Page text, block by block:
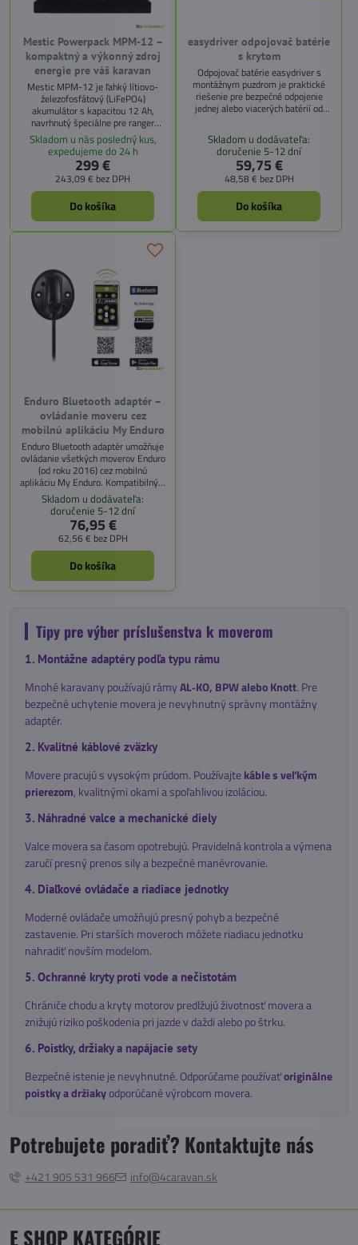
Mestic Powerpack MPM-12 –
kompaktný a výkonný zdroj
energie pre váš karavan
Mestic MPM-12 je ľahký lítiovo-
železofosfátový (LiFePO4)
akumulátor s kapacitou 12 Ah,
navrhnutý špeciálne pre ranger
systémy karavanov. Vďaka vysokej
účinnosti, bezpečnosti a dlhej
životnosti je ideálnym riešením pre
pohodlné manévrovanie s obytným
vozidlom bez nutnosti ťažkých
olovených batérií.
Skladom u nás posledný kus,
expedujeme do 24 h
299 €
243,09 € bez DPH
Do košíka
easydriver odpojovač batérie
s krytom
Odpojovač batérie easydriver s
montážnym puzdrom je praktické
riešenie pre bezpečné odpojenie
jednej alebo viacerých batérií od
nežiaducemu vybíjaniu batérie,
skratom a požiarom káblov, najmä
počas dlhšieho odstavenia vozidla
Skladom u dodávateľa:
doručenie 5-12 dní
59,75 €
48,58 € bez DPH
Do košíka
Enduro Bluetooth adaptér –
ovládanie moveru cez
mobilnú aplikáciu My Enduro
Enduro Bluetooth adaptér umožňuje
ovládanie všetkých moverov Enduro
(od roku 2016) cez mobilnú
aplikáciu My Enduro. Kompatibilný s
Android (od verzie 4.3) a iOS (od
verzie 7.0). Jednoduchá montáž,
vodotesné prevedenie.
Skladom u dodávateľa:
doručenie 5-12 dní
76,95 €
62,56 € bez DPH
Do košíka
Tipy pre výber príslušenstva k moverom
1. Montážne adaptéry podľa typu rámu
Mnohé karavany používajú rámyAL‑KO, BPW alebo Knott. Pre
bezpečné uchytenie movera je nevyhnutný správny montážny
adaptér.
2. Kvalitné káblové zväzky
Movere pracujú s vysokým prúdom. Používajtekáble s veľkým
prierezom, kvalitnými okami a spoľahlivou izoláciou.
3. Náhradné valce a mechanické diely
Valce movera sa časom opotrebujú. Pravidelná kontrola a výmena
zaručí presný prenos sily a bezpečné manévrovanie.
4. Diaľkové ovládače a riadiace jednotky
Moderné ovládače umožňujú presný pohyb a bezpečné
zastavenie. Pri starších moveroch môžete riadiacu jednotku
nahradiť novším modelom.
5. Ochranné kryty proti vode a nečistotám
Chrániče chodu a kryty motorov predlžujú životnosť movera a
znižujú riziko poškodenia pri jazde v daždi alebo po štrku.
6. Poistky, držiaky a napájacie sety
Bezpečné istenie je nevyhnutné. Odporúčame používaťoriginálne
poistky a držiakyodporúčané výrobcom movera.
Potrebujete poradiť? Kontaktujte nás
+421 905 531 966 info@4caravan.sk
E SHOP KATEGÓRIE